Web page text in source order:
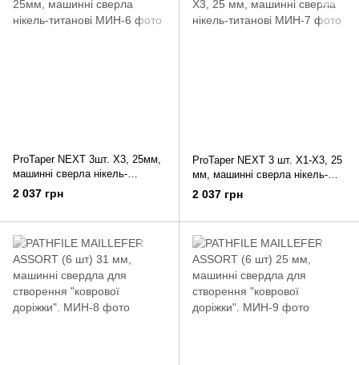
ProTaper NEXT 3шт. X3, 25мм,
машинні сверла нікель-
титанові
2 037 грн
ProTaper NEXT 3 шт. X1-X3, 25
мм, машинні сверла нікель-
титанові
2 037 грн